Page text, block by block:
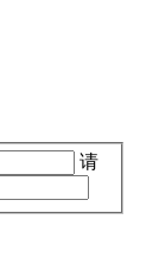
请